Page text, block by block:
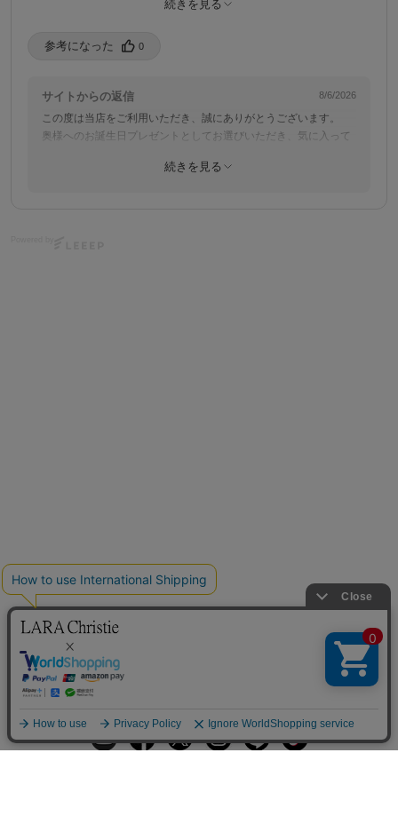
続きを見る
参考になった️ 0
サイトからの返信 8/6/2026
この度は当店をご利用いただき、誠にありがとうございます。
奥様へのお誕生日プレゼントとしてお選びいただき、気に入って
きましてもご満足いただき、良いお買い物と感じていただけたよ
続きを見る